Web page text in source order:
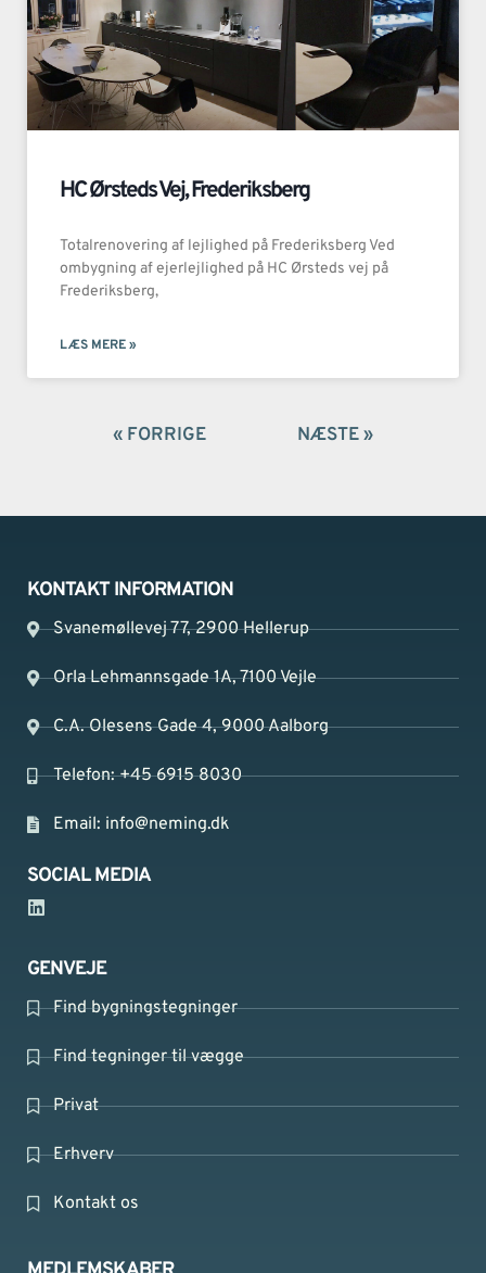
HC Ørsteds Vej, Frederiksberg
Totalrenovering af lejlighed på Frederiksberg Ved
ombygning af ejerlejlighed på HC Ørsteds vej på
Frederiksberg,
LÆS MERE »
« FORRIGE NÆSTE »
KONTAKT INFORMATION
Svanemøllevej 77, 2900 Hellerup
Orla Lehmannsgade 1A, 7100 Vejle
C.A. Olesens Gade 4, 9000 Aalborg
Telefon: +45 6915 8030
Email: info@neming.dk
SOCIAL MEDIA
GENVEJE
Find bygningstegninger
Find tegninger til vægge
Privat
Erhverv
Kontakt os